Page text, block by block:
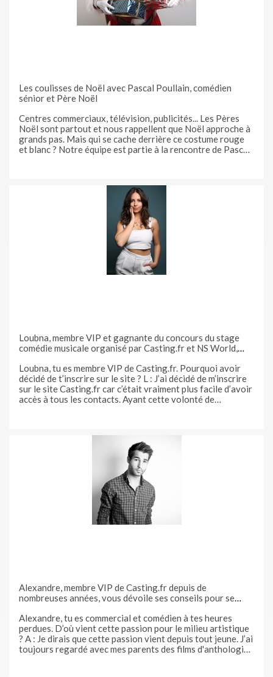
Les coulisses de Noël avec Pascal Poullain, comédien
sénior et Père Noël
Centres commerciaux, télévision, publicités... Les Pères
Noël sont partout et nous rappellent que Noël approche à
grands pas. Mais qui se cache derrière ce costume rouge
et blanc ? Notre équipe est partie à la rencontre de Pascal
Loubna, membre VIP et gagnante du concours du stage
comédie musicale organisé par Casting.fr et NS World,
Loubna, tu es membre VIP de Casting.fr. Pourquoi avoir
décidé de t’inscrire sur le site ? L : J’ai décidé de m’inscrire
sur le site Casting.fr car c’était vraiment plus facile d’avoir
accès à tous les contacts. Ayant cette volonté de
Alexandre, membre VIP de Casting.fr depuis de
nombreuses années, vous dévoile ses conseils pour se
Alexandre, tu es commercial et comédien à tes heures
perdues. D’où vient cette passion pour le milieu artistique
? A : Je dirais que cette passion vient depuis tout jeune. J’ai
toujours regardé avec mes parents des films d'anthologie